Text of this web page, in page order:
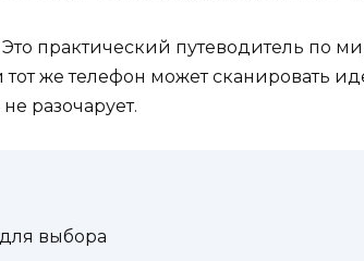
практический путеводитель по
же телефон может сканировать
разочарует.
выбора